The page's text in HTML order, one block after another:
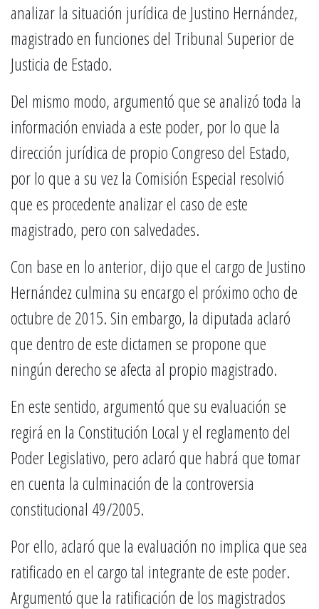
analizar la situación jurídica de Justino Hernández,
magistrado en funciones del Tribunal Superior de
Justicia de Estado.
Del mismo modo, argumentó que se analizó toda la
información enviada a este poder, por lo que la
dirección jurídica de propio Congreso del Estado,
por lo que a su vez la Comisión Especial resolvió
que es procedente analizar el caso de este
magistrado, pero con salvedades.
Con base en lo anterior, dijo que el cargo de Justino
Hernández culmina su encargo el próximo ocho de
octubre de 2015. Sin embargo, la diputada aclaró
que dentro de este dictamen se propone que
ningún derecho se afecta al propio magistrado.
En este sentido, argumentó que su evaluación se
regirá en la Constitución Local y el reglamento del
Poder Legislativo, pero aclaró que habrá que tomar
en cuenta la culminación de la controversia
constitucional 49/2005.
Por ello, aclaró que la evaluación no implica que sea
ratificado en el cargo tal integrante de este poder.
Argumentó que la ratificación de los magistrados